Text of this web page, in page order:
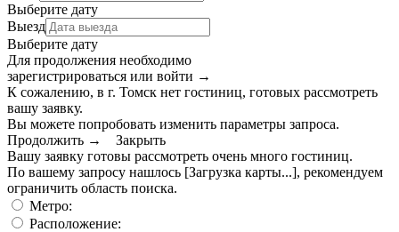
Выберите дату
Выезд
Выберите дату
Для продолжения необходимо
зарегистрироваться или войти →
К сожалению, в г. Томск нет гостиниц, готовых рассмотреть
вашу заявку.
Вы можете попробовать изменить параметры запроса.
Продолжить →
Закрыть
Вашу заявку готовы рассмотреть очень много гостиниц.
По вашему запросу нашлось [Загрузка карты...], рекомендуем
ограничить область поиска.
Метро:
Расположение: